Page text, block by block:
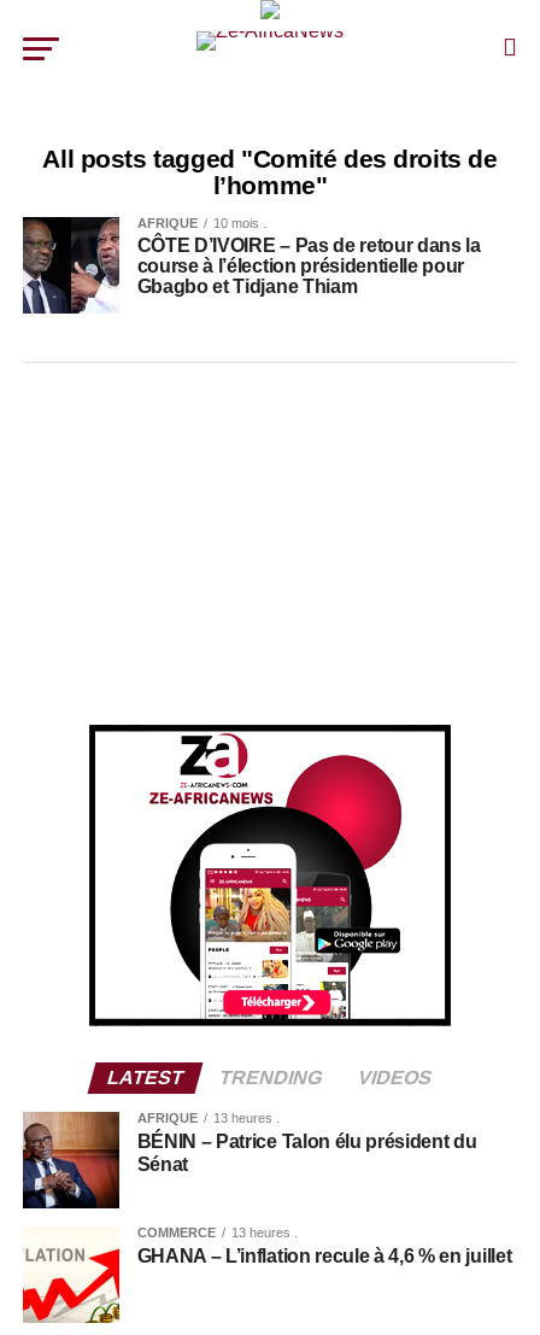
All posts tagged "Comité des droits de
l’homme"
AFRIQUE 10 mois .
CÔTE D’IVOIRE – Pas de retour dans la
course à l’élection présidentielle pour
Gbagbo et Tidjane Thiam
LATEST TRENDING VIDEOS
AFRIQUE 13 heures .
BÉNIN – Patrice Talon élu président du
Sénat
COMMERCE 13 heures .
GHANA – L’inflation recule à 4,6 % en juillet